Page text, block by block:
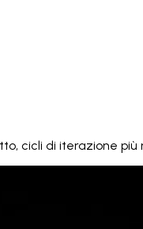
cicli di iterazione più